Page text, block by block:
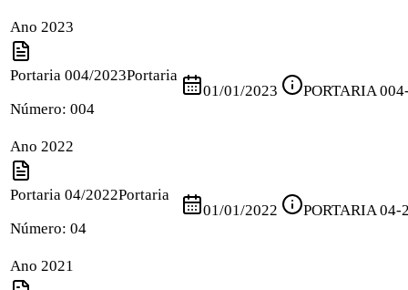
Ano 2023
Portaria 004/2023Portaria
Número: 004
01/01/2023 PORTARIA
Ano 2022
Portaria 04/2022Portaria
Número: 04
01/01/2022 PORTARIA 04-
Ano 2021